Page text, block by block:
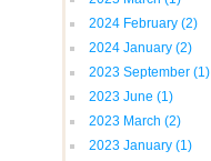
2024 February (2)
2024 January (2)
2023 September (1)
2023 June (1)
2023 March (2)
2023 January (1)